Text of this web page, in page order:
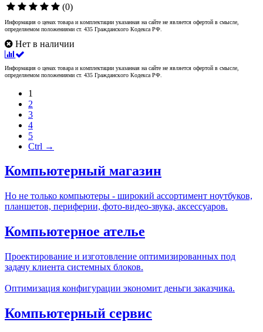
(0)
Информация о ценах товара и комплектации указанная на сайте не является офертой в смысле,
определяемом положениями ст. 435 Гражданского Кодекса РФ.
Нет в наличии
Информация о ценах товара и комплектации указанная на сайте не является офертой в смысле,
определяемом положениями ст. 435 Гражданского Кодекса РФ.
1
2
3
4
5
Ctrl →
Компьютерный магазин
Но не только компьютеры - широкий ассортимент ноутбуков,
планшетов, периферии, фото-видео-звука, аксессуаров.
Компьютерное ателье
Проектирование и изготовление оптимизированных под
задачу клиента системных блоков.
Оптимизация конфигурации экономит деньги заказчика.
Компьютерный сервис